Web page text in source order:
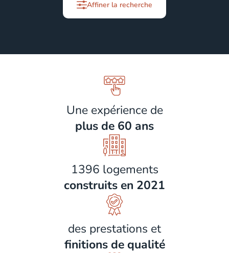
Affiner la recherche
Une expérience de
plus de 60 ans
1396 logements
construits en 2021
des prestations et
finitions de qualité